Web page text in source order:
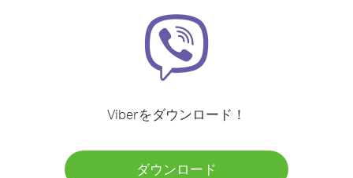
Viberをダウンロード！
ダウンロード